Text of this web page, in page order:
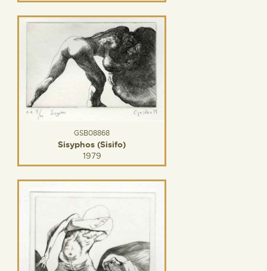
GSB08868
Sisyphos (Sisifo)
1979